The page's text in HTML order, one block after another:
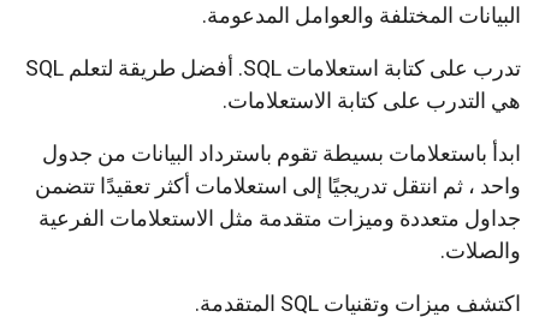
البيانات المختلفة والعوامل المدعومة.
تدرب على كتابة استعلامات SQL. أفضل طريقة لتعلم SQL
هي التدرب على كتابة الاستعلامات.
ابدأ باستعلامات بسيطة تقوم باسترداد البيانات من جدول
واحد ، ثم انتقل تدريجيًا إلى استعلامات أكثر تعقيدًا تتضمن
جداول متعددة وميزات متقدمة مثل الاستعلامات الفرعية
والصلات.
اكتشف ميزات وتقنيات SQL المتقدمة.